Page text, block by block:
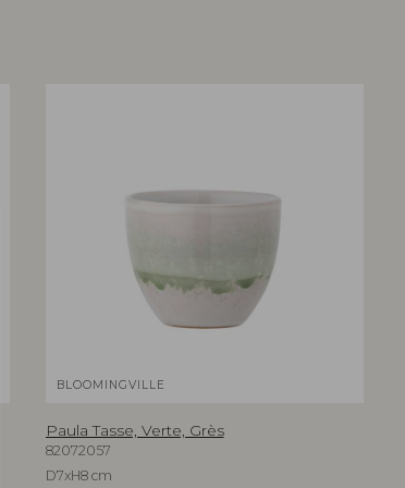
BLOOMINGVILLE
Paula Tasse, Verte, Grès
82072057
D7xH8 cm